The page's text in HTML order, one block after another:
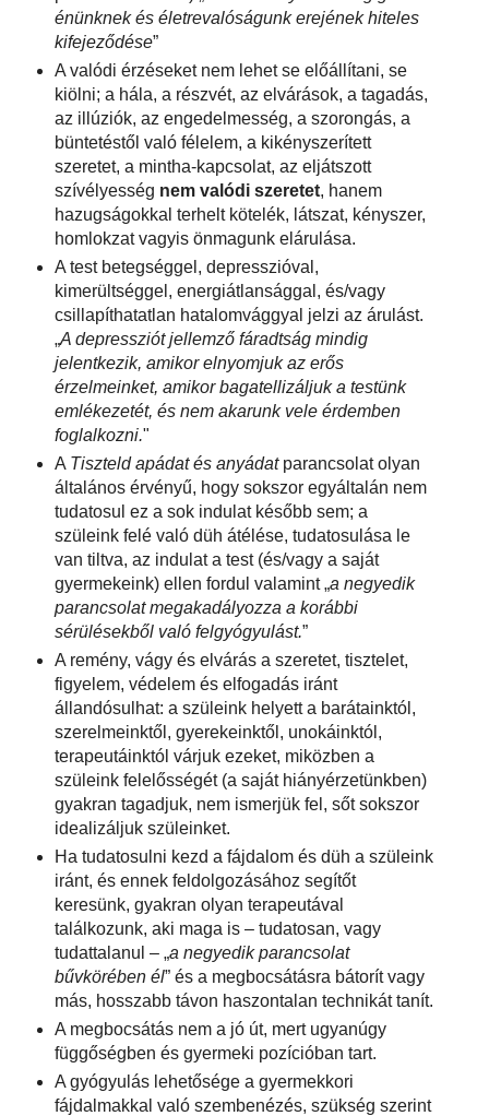
énünknek és életrevalóságunk erejének hiteles
kifejeződése”
A valódi érzéseket nem lehet se előállítani, se
kiölni; a hála, a részvét, az elvárások, a tagadás,
az illúziók, az engedelmesség, a szorongás, a
büntetéstől való félelem, a kikényszerített
szeretet, a mintha-kapcsolat, az eljátszott
szívélyesség nem valódi szeretet, hanem
hazugságokkal terhelt kötelék, látszat, kényszer,
homlokzat vagyis önmagunk elárulása.
A test betegséggel, depresszióval,
kimerültséggel, energiátlansággal, és/vagy
csillapíthatatlan hatalomvággyal jelzi az árulást.
„A depressziót jellemző fáradtság mindig
jelentkezik, amikor elnyomjuk az erős
érzelmeinket, amikor bagatellizáljuk a testünk
emlékezetét, és nem akarunk vele érdemben
foglalkozni."
A Tiszteld apádat és anyádatparancsolat olyan
általános érvényű, hogy sokszor egyáltalán nem
tudatosul ez a sok indulat később sem; a
szüleink felé való düh átélése, tudatosulása le
van tiltva, az indulat a test (és/vagy a saját
gyermekeink) ellen fordul valamint „a negyedik
parancsolat megakadályozza a korábbi
sérülésekből való felgyógyulást.”
A remény, vágy és elvárás a szeretet, tisztelet,
figyelem, védelem és elfogadás iránt
állandósulhat: a szüleink helyett a barátainktól,
szerelmeinktől, gyerekeinktől, unokáinktól,
terapeutáinktól várjuk ezeket, miközben a
szüleink felelősségét (a saját hiányérzetünkben)
gyakran tagadjuk, nem ismerjük fel, sőt sokszor
idealizáljuk szüleinket.
Ha tudatosulni kezd a fájdalom és düh a szüleink
iránt, és ennek feldolgozásához segítőt
keresünk, gyakran olyan terapeutával
találkozunk, aki maga is – tudatosan, vagy
tudattalanul – „a negyedik parancsolat
bűvkörében él” és a megbocsátásra bátorít vagy
más, hosszabb távon haszontalan technikát tanít.
A megbocsátás nem a jó út, mert ugyanúgy
függőségben és gyermeki pozícióban tart.
A gyógyulás lehetősége a gyermekkori
fájdalmakkal való szembenézés, szükség szerint